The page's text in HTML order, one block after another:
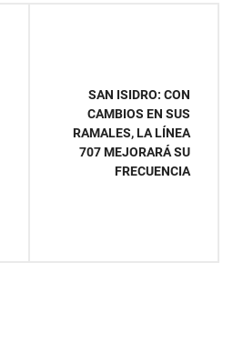
SAN ISIDRO: CON
CAMBIOS EN SUS
RAMALES, LA LÍNEA
707 MEJORARÁ SU
FRECUENCIA